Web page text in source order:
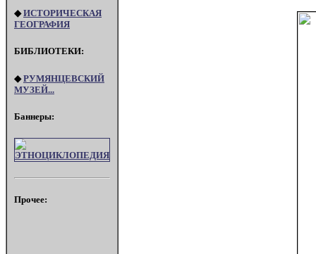
◆ИСТОРИЧЕСКАЯ
ГЕОГРАФИЯ
БИБЛИОТЕКИ:
◆РУМЯНЦЕВСКИЙ
МУЗЕЙ...
Баннеры:
Прочее: